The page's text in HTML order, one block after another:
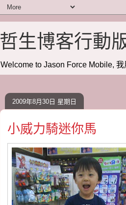
哲生博客行動
Welcome to Jason Force Mobile,
2009年8月30日 星期日
小威力騎迷你馬